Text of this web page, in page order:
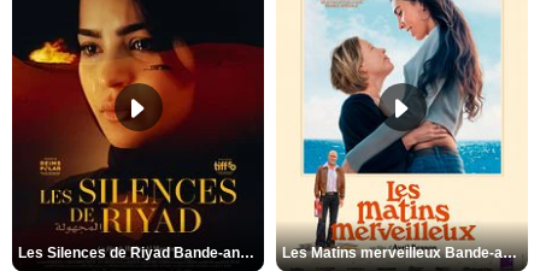
Les Silences de Riyad Bande-annonce VO STFR Les Matins merveilleux Bande-annonce VF